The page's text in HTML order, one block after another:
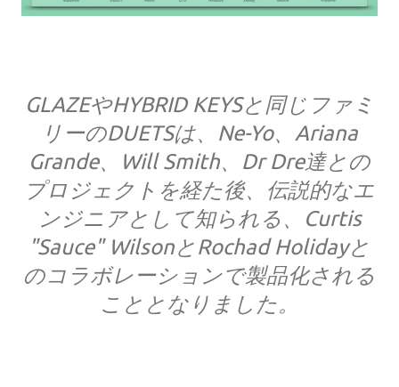
GLAZEやHYBRID KEYSと同じファミ
リーのDUETSは、Ne-Yo、Ariana
Grande、Will Smith、Dr Dre達との
プロジェクトを経た後、伝説的なエ
ンジニアとして知られる、Curtis
"Sauce" WilsonとRochad Holidayと
のコラボレーションで製品化される
こととなりました。